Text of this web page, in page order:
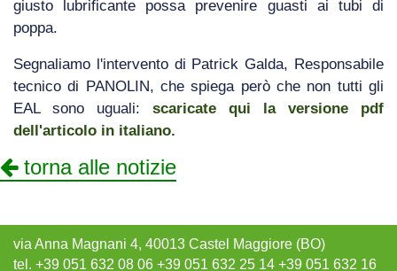
giusto lubrificante possa prevenire guasti ai tubi di
poppa.
Segnaliamo l'intervento di Patrick Galda, Responsabile
tecnico di PANOLIN, che spiega però che non tutti gli
EAL sono uguali: scaricate qui la versione pdf
dell'articolo in italiano.
torna alle notizie
via Anna Magnani 4, 40013 Castel Maggiore (BO)
tel. +39 051 632 08 06 +39 051 632 25 14 +39 051 632 16